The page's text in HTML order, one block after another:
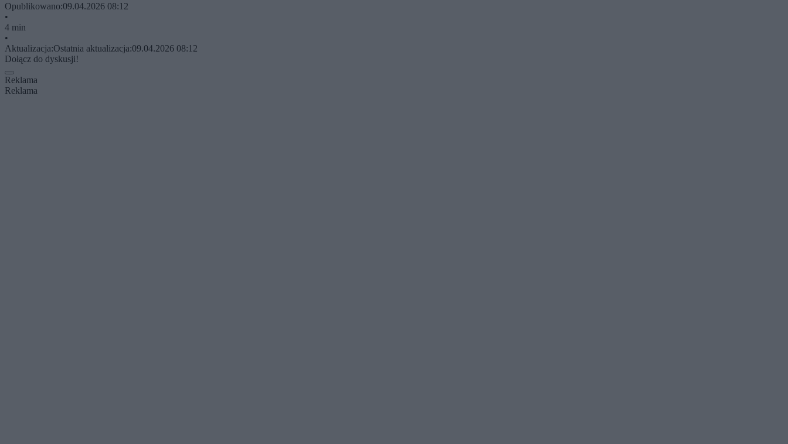
Opublikowano:09.04.2026 08:12
•
4 min
•
Aktualizacja:Ostatnia aktualizacja:09.04.2026 08:12
Dołącz do dyskusji!
Reklama
Reklama